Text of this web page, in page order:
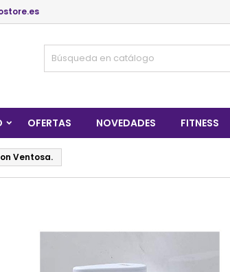
OFERTAS NOVEDADES FITNESS
Ventosa.